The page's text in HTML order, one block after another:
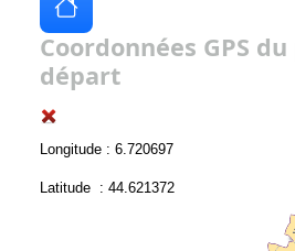
Coordonnées GPS
départ
Longitude : 6.720697
Latitude : 44.621372